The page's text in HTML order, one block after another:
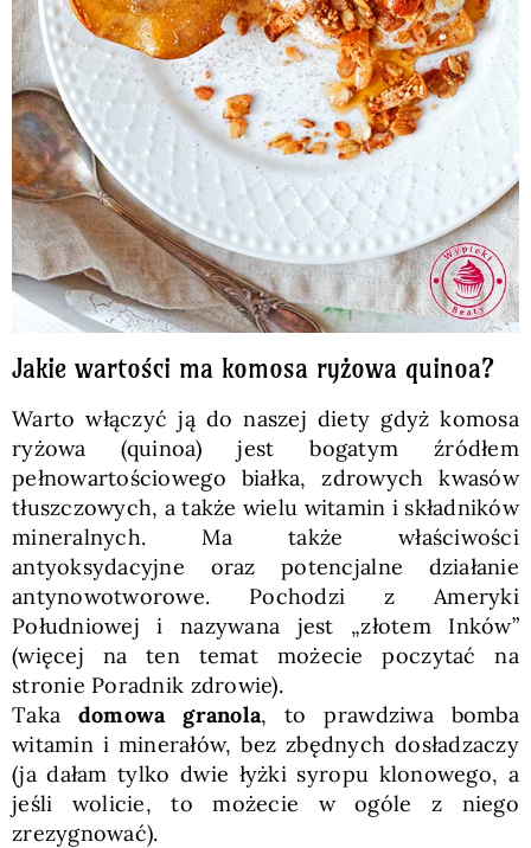
Jakie wartości ma komosa ryżowa quinoa?
Warto włączyć ją do naszej diety gdyż komosa
ryżowa (quinoa) jest bogatym źródłem
pełnowartościowego białka, zdrowych kwasów
tłuszczowych, a także wielu witamin i składników
mineralnych. Ma także właściwości
antyoksydacyjne oraz potencjalne działanie
antynowotworowe. Pochodzi z Ameryki
Południowej i nazywana jest „złotem Inków”
(więcej na ten temat możecie poczytać na
stronie Poradnik zdrowie).
Taka domowa granola, to prawdziwa bomba
witamin i minerałów, bez zbędnych dosładzaczy
(ja dałam tylko dwie łyżki syropu klonowego, a
jeśli wolicie, to możecie w ogóle z niego
zrezygnować).